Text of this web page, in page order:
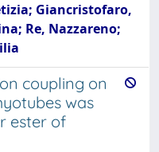
Giancristofaro,
Re, Nazzareno;
coupling on
was
ester of